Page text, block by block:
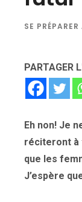
SE
PARTAGER
Eh non! Je
réciteront à
que les
J’espère